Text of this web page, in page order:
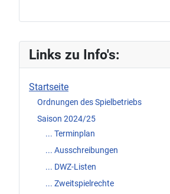
Links zu Info's:
Startseite
Ordnungen des Spielbetriebs
Saison 2024/25
... Terminplan
... Ausschreibungen
... DWZ-Listen
... Zweitspielrechte